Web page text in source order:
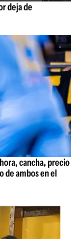
deja de
cancha, precio
de ambos en el